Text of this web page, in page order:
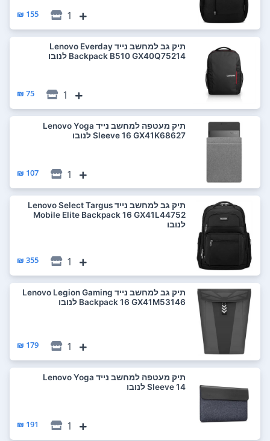
1
155 ₪
‏תיק גב למחשב נייד Lenovo Everday
Backpack B510 GX40Q75214 לנובו
1
75 ₪
‏תיק מעטפה למחשב נייד Lenovo Yoga
Sleeve 16 GX41K68627 לנובו
1
107 ₪
‏תיק גב למחשב נייד Lenovo Select Targus
Mobile Elite Backpack 16 GX41L44752
לנובו
1
355 ₪
‏תיק גב למחשב נייד Lenovo Legion Gaming
Backpack 16 GX41M53146 לנובו
1
179 ₪
‏תיק מעטפה למחשב נייד Lenovo Yoga
Sleeve 14 לנובו
1
191 ₪